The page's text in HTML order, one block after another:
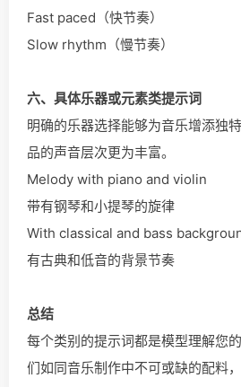
Fast paced（快节奏）
Slow rhythm（慢节奏）
六、具体乐器或元素类提示词
明确的乐器选择能够为音乐增添独
品的声音层次更为丰富。
Melody with piano and violin
带有钢琴和小提琴的旋律
With classical and bass
有古典和低音的背景节奏
总结
每个类别的提示词都是模型理解您
们如同音乐制作中不可或缺的配料